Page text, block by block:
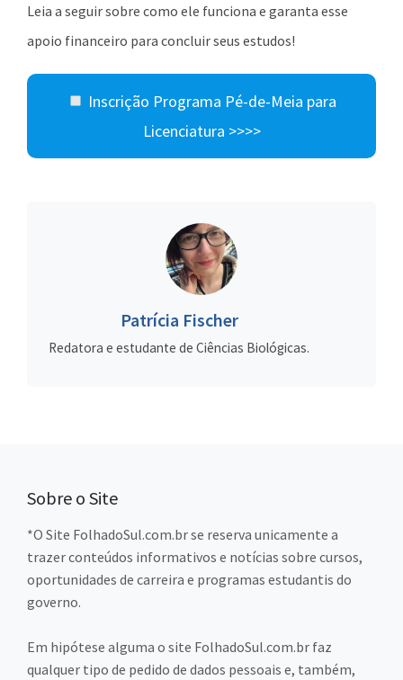
Leia a seguir sobre como ele funciona e garanta esse
apoio financeiro para concluir seus estudos!
Inscrição Programa Pé-de-Meia para
Licenciatura >>>>
Patrícia Fischer
Redatora e estudante de Ciências Biológicas.
Sobre o Site
*O Site FolhadoSul.com.br se reserva unicamente a
trazer conteúdos informativos e notícias sobre cursos,
oportunidades de carreira e programas estudantis do
governo.
Em hipótese alguma o site FolhadoSul.com.br faz
qualquer tipo de pedido de dados pessoais e, também,